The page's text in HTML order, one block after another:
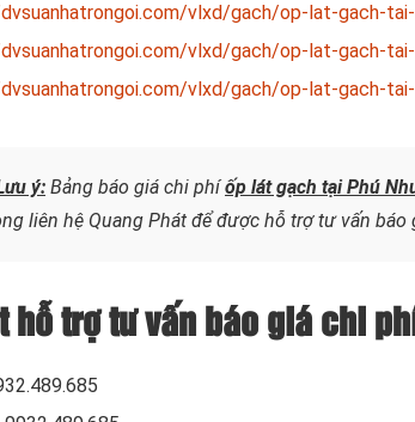
vlxd/gach/op-lat-gach-
vlxd/gach/op-lat-gach-
vlxd/gach/op-lat-gach-
ý: Bảng báo giá chi phíốp lát gạch tại Phú
liên hệ Quang Phát để được hỗ trợ tư vấn
hỗ trợ tư vấn báo giá chi